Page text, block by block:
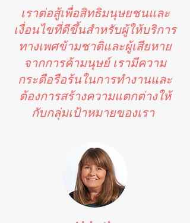
เราต่อสู้เพื่อสิทธิมนุษยชนและ
เงื่อนไขที่ดีขึ้นสำหรับผู้ให้บริการ
ทางเพศข้ามชาติและผู้เสียหาย
จากการค้ามนุษย์ เรามีความ
กระตือรือร้นในการทำงานและ
ต้องการสร้างความแตกต่างให้
กับกลุ่มเป้าหมายของเรา